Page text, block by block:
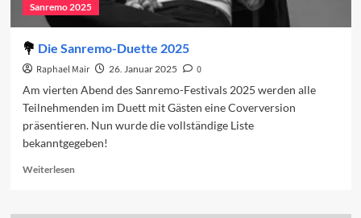
Sanremo 2025
Die Sanremo-Duette 2025
Raphael Mair 26. Januar 2025
0
Am vierten Abend des Sanremo-Festivals 2025 werden alle
Teilnehmenden im Duett mit Gästen eine Coverversion
präsentieren. Nun wurde die vollständige Liste
bekanntgegeben!
WeiterlesenRead
Die